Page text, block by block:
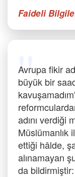
Faideli
Avrupa fikir
büyük bir
adını verdiği
Müslümanlık
ettiği hâlde,
alınamayan
da bildirmiştir: